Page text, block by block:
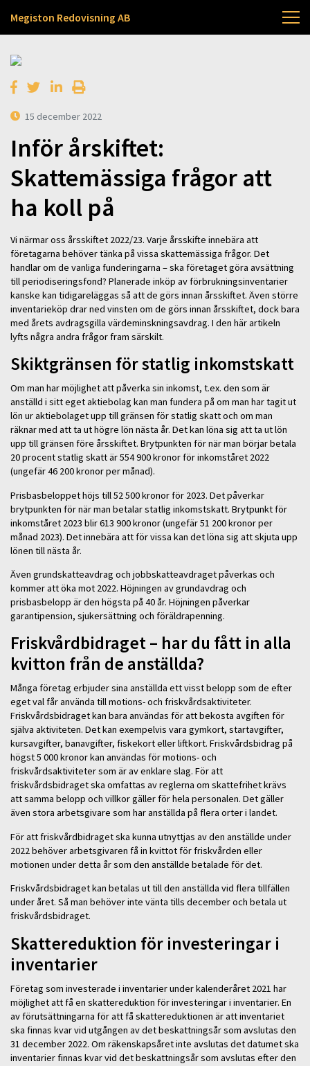
Megiston Redovisning AB
15 december 2022
Inför årskiftet:
Skattemässiga frågor att
ha koll på
Vi närmar oss årsskiftet 2022/23. Varje årsskifte innebära att
företagarna behöver tänka på vissa skattemässiga frågor. Det
handlar om de vanliga funderingarna – ska företaget göra avsättning
till periodiseringsfond? Planerade inköp av förbrukningsinventarier
kanske kan tidigareläggas så att de görs innan årsskiftet. Även större
inventarieköp drar ned vinsten om de görs innan årsskiftet, dock bara
med årets avdragsgilla värdeminskningsavdrag. I den här artikeln
lyfts några andra frågor fram särskilt.
Skiktgränsen för statlig inkomstskatt
Om man har möjlighet att påverka sin inkomst, t.ex. den som är
anställd i sitt eget aktiebolag kan man fundera på om man har tagit ut
lön ur aktiebolaget upp till gränsen för statlig skatt och om man
räknar med att ta ut högre lön nästa år. Det kan löna sig att ta ut lön
upp till gränsen före årsskiftet. Brytpunkten för när man börjar betala
20 procent statlig skatt är 554 900 kronor för inkomståret 2022
(ungefär 46 200 kronor per månad).
Prisbasbeloppet höjs till 52 500 kronor för 2023. Det påverkar
brytpunkten för när man betalar statlig inkomstskatt. Brytpunkt för
inkomståret 2023 blir 613 900 kronor (ungefär 51 200 kronor per
månad 2023). Det innebära att för vissa kan det löna sig att skjuta upp
lönen till nästa år.
Även grundskatteavdrag och jobbskatteavdraget påverkas och
kommer att öka mot 2022. Höjningen av grundavdrag och
prisbasbelopp är den högsta på 40 år. Höjningen påverkar
garantipension, sjukersättning och föräldrapenning.
Friskvårdbidraget – har du fått in alla
kvitton från de anställda?
Många företag erbjuder sina anställda ett visst belopp som de efter
eget val får använda till motions- och friskvårdsaktiviteter.
Friskvårdsbidraget kan bara användas för att bekosta avgiften för
själva aktiviteten. Det kan exempelvis vara gymkort, startavgifter,
kursavgifter, banavgifter, fiskekort eller liftkort. Friskvårdsbidrag på
högst 5 000 kronor kan användas för motions- och
friskvårdsaktiviteter som är av enklare slag. För att
friskvårdsbidraget ska omfattas av reglerna om skattefrihet krävs
att samma belopp och villkor gäller för hela personalen. Det gäller
även stora arbetsgivare som har anställda på flera orter i landet.
För att friskvårdbidraget ska kunna utnyttjas av den anställde under
2022 behöver arbetsgivaren få in kvittot för friskvården eller
motionen under detta år som den anställde betalade för det.
Friskvårdsbidraget kan betalas ut till den anställda vid flera tillfällen
under året. Så man behöver inte vänta tills december och betala ut
friskvårdsbidraget.
Skattereduktion för investeringar i
inventarier
Företag som investerade i inventarier under kalenderåret 2021 har
möjlighet att få en skattereduktion för investeringar i inventarier. En
av förutsättningarna för att få skattereduktionen är att inventariet
ska finnas kvar vid utgången av det beskattningsår som avslutas den
31 december 2022. Om räkenskapsåret inte avslutas det datumet ska
inventarier finnas kvar vid det beskattningsår som avslutas efter den